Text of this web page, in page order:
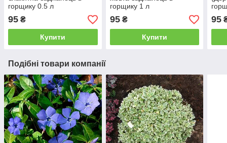
горщику 0.5 л
95 ₴
Купити
горщику 1 л
95₴
Купити
95
Подібні товари компанії